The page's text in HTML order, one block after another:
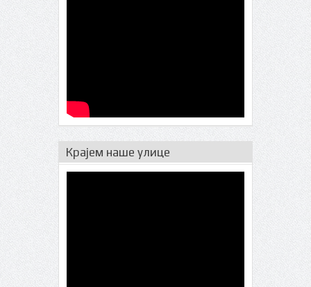
Крајем наше улице